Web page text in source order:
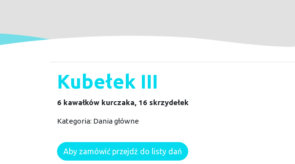
Kubełek III
6 kawałków kurczaka, 16 skrzydełek
Kategoria: Dania główne
Aby zamówić przejdź do listy dań